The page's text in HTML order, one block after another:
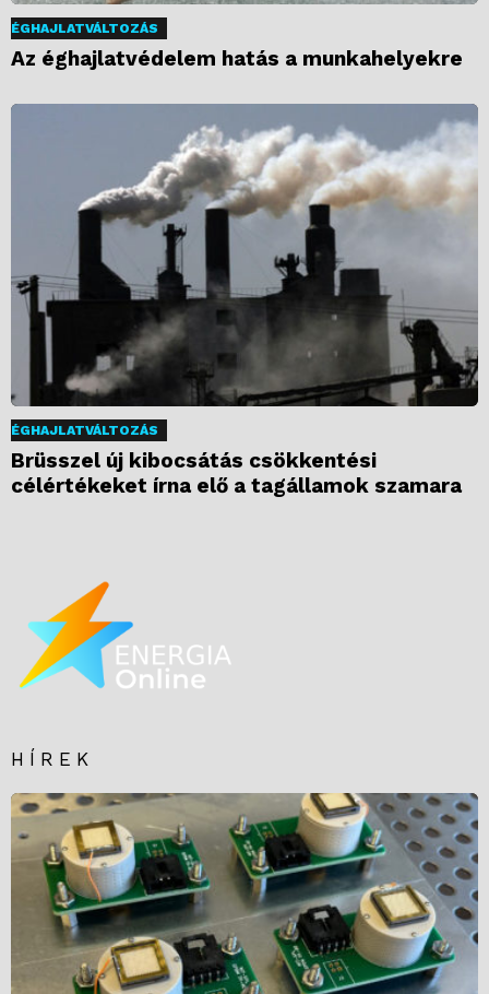
ÉGHAJLATVÁLTOZÁS
Az éghajlatvédelem hatás a munkahelyekre
ÉGHAJLATVÁLTOZÁS
Brüsszel új kibocsátás csökkentési
célértékeket írna elő a tagállamok szamara
HÍREK